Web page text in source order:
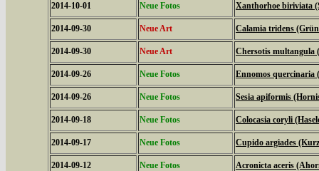
2014-10-01 Neue Fotos Xanthorhoe biriviata
2014-09-30 Neue Art Calamia tridens
2014-09-30 Neue Art Chersotis multangula
2014-09-26 Neue Fotos Ennomos quercinaria
2014-09-26 Neue Fotos Sesia apiformis
2014-09-18 Neue Fotos Colocasia coryli
2014-09-17 Neue Fotos Cupido argiades
2014-09-12 Neue Fotos Acronicta aceris